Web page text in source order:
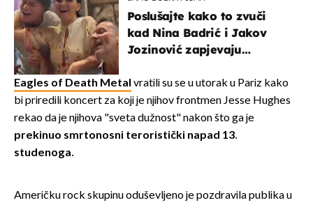
Poslušajte kako to zvuči
kad Nina Badrić i Jakov
Jozinović zapjevaju
Eagles of Death Metal vratili su se u utorak u Pariz kako
bi priredili koncert za koji je njihov frontmen Jesse Hughes
rekao da je njihova "sveta dužnost" nakon što ga je
prekinuo smrtonosni teroristički napad 13.
studenoga.
Američku rock skupinu oduševljeno je pozdravila publika u